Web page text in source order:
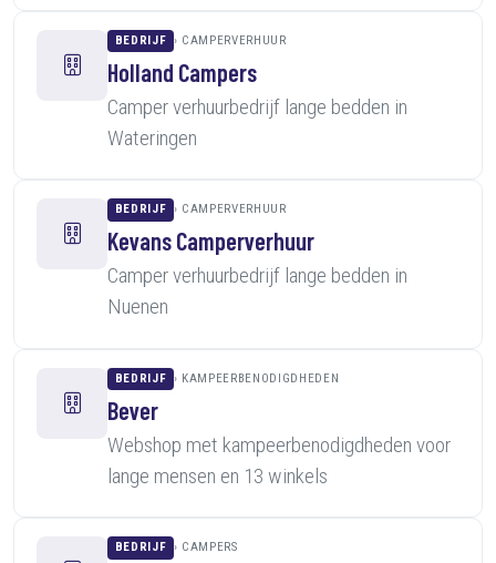
BEDRIJF CAMPERVERHUUR
Holland Campers
Camper verhuurbedrijf lange bedden in
Wateringen
BEDRIJF CAMPERVERHUUR
Kevans Camperverhuur
Camper verhuurbedrijf lange bedden in
Nuenen
BEDRIJF KAMPEERBENODIGDHEDEN
Bever
Webshop met kampeerbenodigdheden voor
lange mensen en 13 winkels
BEDRIJF CAMPERS